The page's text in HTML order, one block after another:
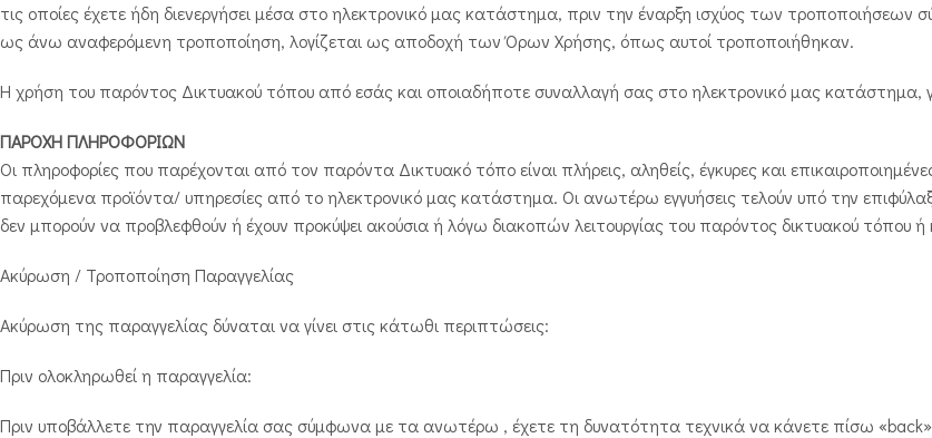
τις οποίες έχετε ήδη διενεργήσει μέσα στο ηλεκτρονικό μας κατάστημα, πριν την έναρξη ισχύος των
ως άνω αναφερόμενη τροποποίηση, λογίζεται ως αποδοχή των Όρων Χρήσης, όπως αυτοί τροποποιήθηκαν.
Η χρήση του παρόντος Δικτυακού τόπου από εσάς και οποιαδήποτε συναλλαγή σας στο ηλεκτρονικό μας κατάστημα,
ΠΑΡΟΧΗ ΠΛΗΡΟΦΟΡΙΩΝ
Οι πληροφορίες που παρέχονται από τον παρόντα Δικτυακό τόπο είναι πλήρεις, αληθείς, έγκυρες και
παρεχόμενα προϊόντα/ υπηρεσίες από το ηλεκτρονικό μας κατάστημα. Οι ανωτέρω εγγυήσεις τελούν υπό την
δεν μπορούν να προβλεφθούν ή έχουν προκύψει ακούσια ή λόγω διακοπών λειτουργίας του παρόντος δικτυακού τόπου
Ακύρωση / Τροποποίηση Παραγγελίας
Ακύρωση της παραγγελίας δύναται να γίνει στις κάτωθι περιπτώσεις:
Πριν ολοκληρωθεί η παραγγελία:
Πριν υποβάλλετε την παραγγελία σας σύμφωνα με τα ανωτέρω , έχετε τη δυνατότητα τεχνικά να κάνετε πίσω